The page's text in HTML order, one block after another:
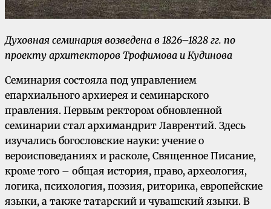
Духовная семинария возведена в 1826–1828 гг. по
проекту архитекторов Трофимова и Кудинова
Семинария состояла под управлением
епархиального архиерея и семинарского
правления. Первым ректором обновленной
семинарии стал архимандрит Лаврентий. Здесь
изучались богословские науки: учение о
вероисповеданиях и расколе, Священное Писание,
кроме того – общая история, право, археология,
логика, психология, поэзия, риторика, европейские
языки, а также татарский и чувашский языки. В